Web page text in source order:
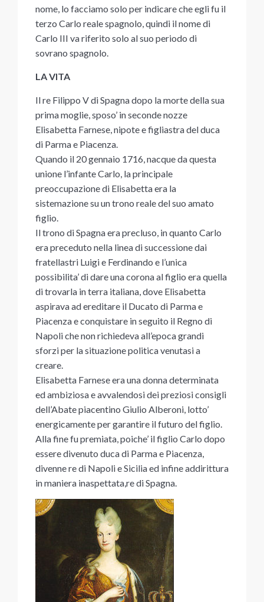
nome, lo facciamo solo per indicare che egli fu il
terzo Carlo reale spagnolo, quindi il nome di
Carlo III va riferito solo al suo periodo di
sovrano spagnolo.
LA VITA
Il re Filippo V di Spagna dopo la morte della sua
prima moglie, sposo’ in seconde nozze
Elisabetta Farnese, nipote e figliastra del duca
di Parma e Piacenza.
Quando il 20 gennaio 1716, nacque da questa
unione l’infante Carlo, la principale
preoccupazione di Elisabetta era la
sistemazione su un trono reale del suo amato
figlio.
Il trono di Spagna era precluso, in quanto Carlo
era preceduto nella linea di successione dai
fratellastri Luigi e Ferdinando e l’unica
possibilita’ di dare una corona al figlio era quella
di trovarla in terra italiana, dove Elisabetta
aspirava ad ereditare il Ducato di Parma e
Piacenza e conquistare in seguito il Regno di
Napoli che non richiedeva all’epoca grandi
sforzi per la situazione politica venutasi a
creare.
Elisabetta Farnese era una donna determinata
ed ambiziosa e avvalendosi dei preziosi consigli
dell’Abate piacentino Giulio Alberoni, lotto’
energicamente per garantire il futuro del figlio.
Alla fine fu premiata, poiche’ il figlio Carlo dopo
essere divenuto duca di Parma e Piacenza,
divenne re di Napoli e Sicilia ed infine addirittura
in maniera inaspettata,re di Spagna.